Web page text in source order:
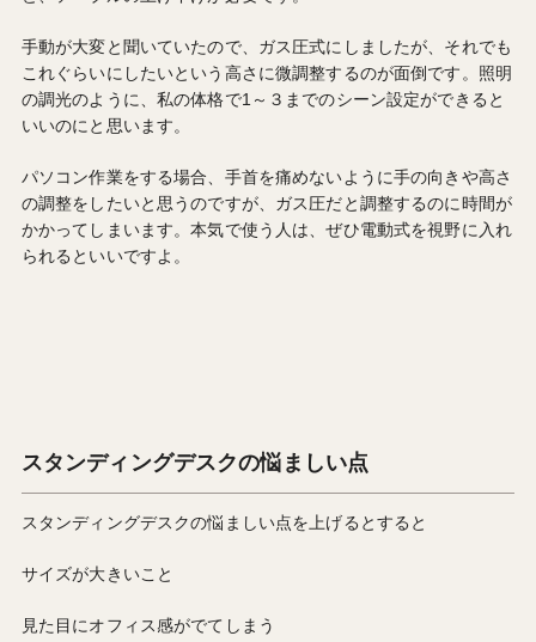
手動が大変と聞いていたので、ガス圧式にしましたが、それでも
これぐらいにしたいという高さに微調整するのが面倒です。照明
の調光のように、私の体格で1～３までのシーン設定ができると
いいのにと思います。
パソコン作業をする場合、手首を痛めないように手の向きや高さ
の調整をしたいと思うのですが、ガス圧だと調整するのに時間が
かかってしまいます。本気で使う人は、ぜひ電動式を視野に入れ
られるといいですよ。
スタンディングデスクの悩ましい点
スタンディングデスクの悩ましい点を上げるとすると
サイズが大きいこと
見た目にオフィス感がでてしまう